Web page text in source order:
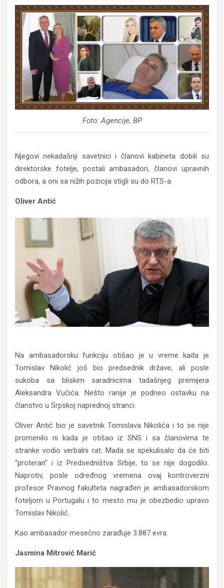
Foto: Agencije, BP
Njegovi nekadašnji savetnici i članovi kabineta dobili su
direktorske fotelje, postali ambasadori, članovi upravnih
odbora, a oni sa nižih pozicija stigli su do RTS-a.
Oliver Antić
Na ambasadorsku funkciju otišao je u vreme kada je
Tomislav Nikolić još bio predsednik države, ali posle
sukoba sa bliskim saradnicima tadašnjeg premijera
Aleksandra Vučića. Nešto ranije je podneo ostavku na
članstvo u Srpskoj naprednoj stranci.
Oliver Antić bio je savetnik Tomislava Nikolića i to se nije
promenilo ni kada je otišao iz SNS i sa članovima te
stranke vodio verbalni rat. Mada se spekulisalo da će biti
“proteran” i iz Predsedništva Srbije, to se nije dogodilo.
Naprotiv, posle određnog vremena ovaj kontroverzni
profesor Pravnog fakulteta nagrađen je ambasadorskom
foteljom u Portugalu i to mesto mu je obezbedio upravo
Tomislav Nikolić.
Kao ambasador mesečno zarađuje 3.887 evra.
Jasmina Mitrović Marić